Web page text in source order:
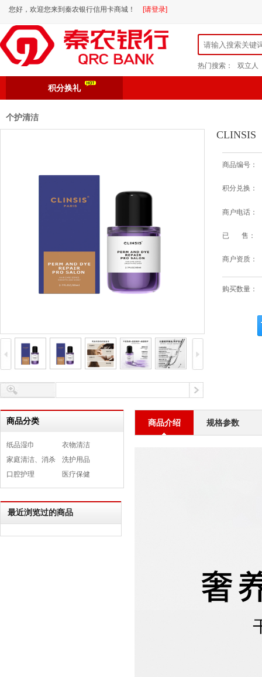
您好，欢迎您来到秦农银行信用卡商城！ [请登录]
热门搜索： 双立人
积分换礼
个护清洁
CLINSIS
商品编号：
积分兑换：
商户电话：
已 售：
商户资质：
购买数量：
商品分类
纸品湿巾
衣物清洁
家庭清洁、消杀
洗护用品
口腔护理
医疗保健
最近浏览过的商品
商品介绍 规格参数